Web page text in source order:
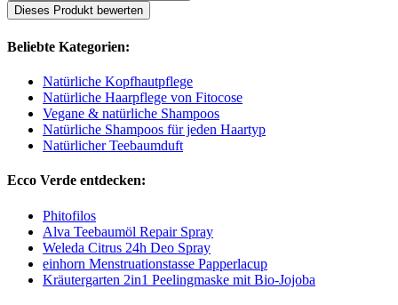
Dieses Produkt bewerten
Beliebte Kategorien:
Natürliche Kopfhautpflege
Natürliche Haarpflege von Fitocose
Vegane & natürliche Shampoos
Natürliche Shampoos für jeden Haartyp
Natürlicher Teebaumduft
Ecco Verde entdecken:
Phitofilos
Alva Teebaumöl Repair Spray
Weleda Citrus 24h Deo Spray
einhorn Menstruationstasse Papperlacup
Kräutergarten 2in1 Peelingmaske mit Bio-Jojoba